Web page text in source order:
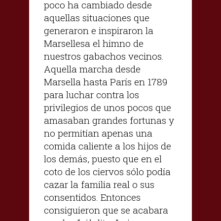
poco ha cambiado desde
aquellas situaciones que
generaron e inspiraron la
Marsellesa el himno de
nuestros gabachos vecinos.
Aquella marcha desde
Marsella hasta París en 1789
para luchar contra los
privilegios de unos pocos que
amasaban grandes fortunas y
no permitían apenas una
comida caliente a los hijos de
los demás, puesto que en el
coto de los ciervos sólo podía
cazar la familia real o sus
consentidos. Entonces
consiguieron que se acabara